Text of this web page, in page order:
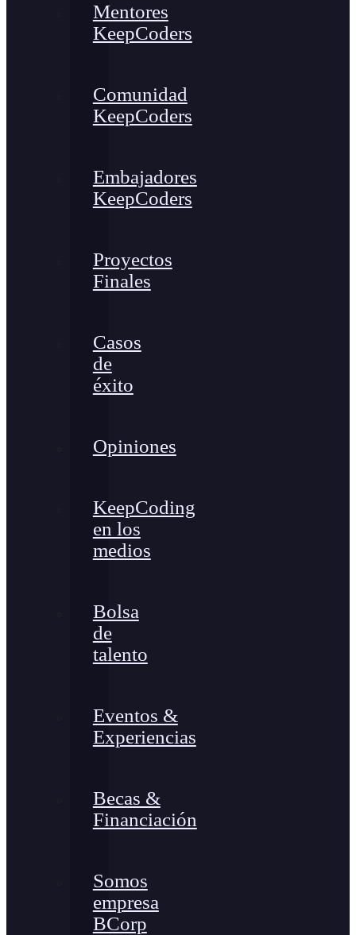
Mentores
KeepCoders
Comunidad
KeepCoders
Embajadores
KeepCoders
Proyectos
Finales
Casos
de
éxito
Opiniones
KeepCoding
en los
medios
Bolsa
de
talento
Eventos &
Experiencias
Becas &
Financiación
Somos
empresa
BCorp